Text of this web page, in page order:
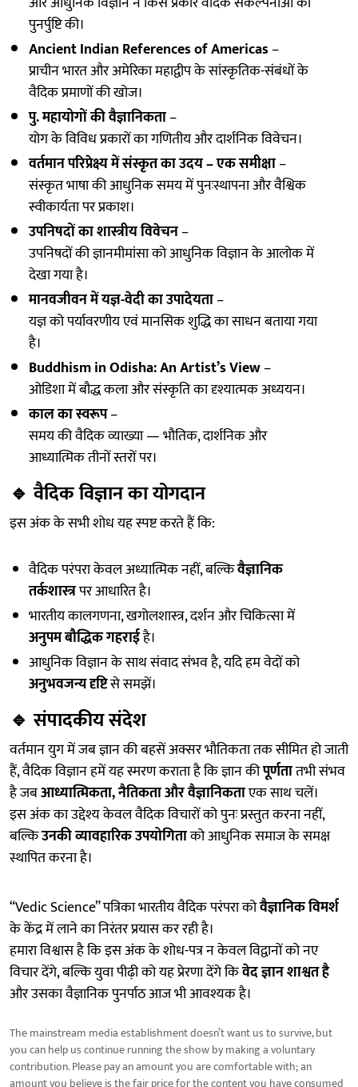
पुनर्पुष्टि की।
Ancient Indian References of Americas–
प्राचीन भारत और अमेरिका महाद्वीप के सांस्कृतिक-संबंधों के
वैदिक प्रमाणों की खोज।
पु. महायोगों की वैज्ञानिकता–
योग के विविध प्रकारों का गणितीय और दार्शनिक विवेचन।
वर्तमान परिप्रेक्ष्य में संस्कृत का उदय – एक समीक्षा–
संस्कृत भाषा की आधुनिक समय में पुनःस्थापना और वैश्विक
स्वीकार्यता पर प्रकाश।
उपनिषदों का शास्त्रीय विवेचन–
उपनिषदों की ज्ञानमीमांसा को आधुनिक विज्ञान के आलोक में
देखा गया है।
मानवजीवन में यज्ञ-वेदी का उपादेयता–
यज्ञ को पर्यावरणीय एवं मानसिक शुद्धि का साधन बताया गया
है।
Buddhism in Odisha: An Artist’s View–
ओडिशा में बौद्ध कला और संस्कृति का दृश्यात्मक अध्ययन।
काल का स्वरूप–
समय की वैदिक व्याख्या — भौतिक, दार्शनिक और
आध्यात्मिक तीनों स्तरों पर।
🔹वैदिक विज्ञान का योगदान
इस अंक के सभी शोध यह स्पष्ट करते हैं कि:
वैदिक परंपरा केवल अध्यात्मिक नहीं, बल्किवैज्ञानिक
तर्कशास्त्रपर आधारित है।
भारतीय कालगणना, खगोलशास्त्र, दर्शन और चिकित्सा में
अनुपम बौद्धिक गहराईहै।
आधुनिक विज्ञान के साथ संवाद संभव है, यदि हम वेदों को
अनुभवजन्य दृष्टिसे समझें।
🔹संपादकीय संदेश
वर्तमान युग में जब ज्ञान की बहसें अक्सर भौतिकता तक सीमित हो जाती
हैं, वैदिक विज्ञान हमें यह स्मरण कराता है कि ज्ञान कीपूर्णतातभी संभव
है जबआध्यात्मिकता, नैतिकता और वैज्ञानिकताएक साथ चलें।
इस अंक का उद्देश्य केवल वैदिक विचारों को पुनः प्रस्तुत करना नहीं,
बल्किउनकी व्यावहारिक उपयोगिताको आधुनिक समाज के समक्ष
स्थापित करना है।
“Vedic Science” पत्रिका भारतीय वैदिक परंपरा कोवैज्ञानिक विमर्श
के केंद्र में लाने का निरंतर प्रयास कर रही है।
हमारा विश्वास है कि इस अंक के शोध-पत्र न केवल विद्वानों को नए
विचार देंगे, बल्कि युवा पीढ़ी को यह प्रेरणा देंगे किवेद ज्ञान शाश्वत है
और उसका वैज्ञानिक पुनर्पाठ आज भी आवश्यक है।
The mainstream media establishment doesn’t want us to survive, but
you can help us continue running the show by making a voluntary
contribution. Please pay an amount you are comfortable with; an